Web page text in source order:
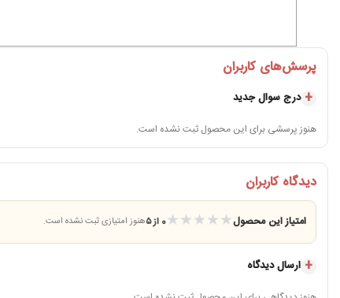
پرسش‌های کاربران
درج سوال جدید
هنوز پرسشی برای این محصول ثبت نشده است.
دیدگاه کاربران
امتیاز این محصول ★★★★★ 0 از ۵ هنوز امتیازی ثبت نشده است.
ارسال دیدگاه